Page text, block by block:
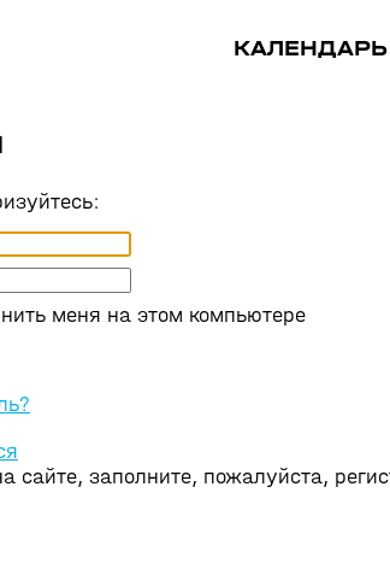
меня на этом компьютере
сайте, заполните, пожалуйста,